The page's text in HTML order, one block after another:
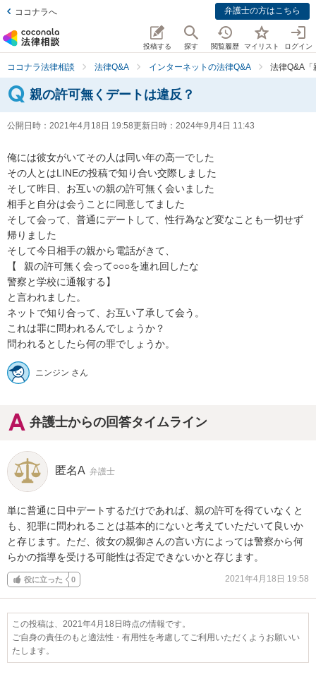
ココナラへ 弁護士の方はこちら
投稿する 探す 閲覧履歴 マイリスト ログイン
ココナラ法律相談 法律Q&A インターネットの法律Q&A 法律Q&A「
親の許可無くデートは違反？
公開日時： 2021年4月18日 19:58更新日時： 2024年9月4日 11:43
俺には彼女がいてその人は同い年の高一でした
その人とはLINEの投稿で知り合い交際しました
そして昨日、お互いの親の許可無く会いました
相手と自分は会うことに同意してました
そして会って、普通にデートして、性行為など変なことも一切せず
帰りました
そして今日相手の親から電話がきて、
【⠀親の許可無く会って○○○を連れ回したな
警察と学校に通報する】
と言われました。
ネットで知り合って、お互い了承して会う。
これは罪に問われるんでしょうか？
問われるとしたら何の罪でしょうか。
ニンジン さん
弁護士からの回答タイムライン
匿名A 弁護士
単に普通に日中デートするだけであれば、親の許可を得ていなくと
も、犯罪に問われることは基本的にないと考えていただいて良いか
と存じます。ただ、彼女の親御さんの言い方によっては警察から何
らかの指導を受ける可能性は否定できないかと存じます。
役に立った 0 2021年4月18日 19:58
この投稿は、2021年4月18日時点の情報です。
ご自身の責任のもと適法性・有用性を考慮してご利用いただくようお願いい
たします。